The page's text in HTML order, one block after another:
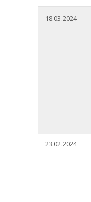
18.03.2024
23.02.2024